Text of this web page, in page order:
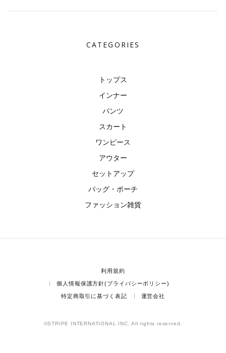
CATEGORIES
トップス
インナー
パンツ
スカート
ワンピース
アウター
セットアップ
バッグ・ポーチ
ファッション雑貨
利用規約
個人情報保護方針(プライバシーポリシー)
特定商取引に基づく表記 運営会社
©STRIPE INTERNATIONAL INC. All rights reserved.